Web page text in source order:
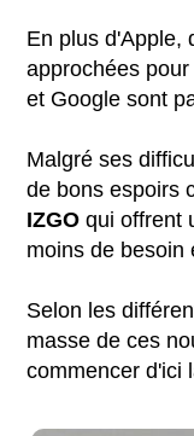
En plus d'Apple,
approchées
et Google sont
Malgré ses
de bons espoirs
IZGO qui offrent
moins de besoin
Selon les
masse de ces
commencer d'ici